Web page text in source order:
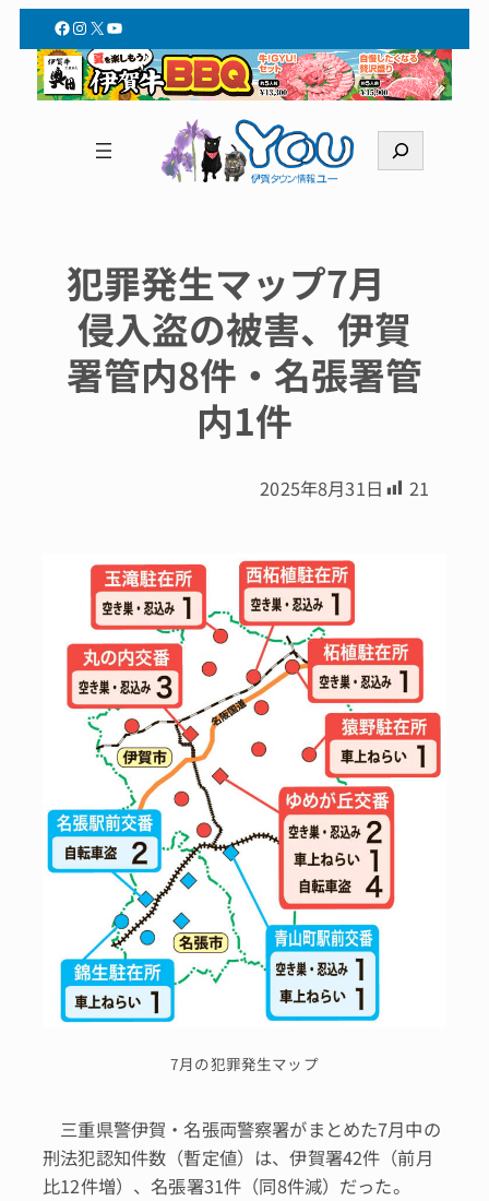
Facebook
Instagram
X YouTube
索
犯罪発生マップ7月
侵入盗の被害、伊賀
署管内8件・名張署管
内1件
2025年8月31日 21
7月の犯罪発生マップ
三重県警伊賀・名張両警察署がまとめた7月中の
刑法犯認知件数（暫定値）は、伊賀署42件（前月
比12件増）、名張署31件（同8件減）だった。